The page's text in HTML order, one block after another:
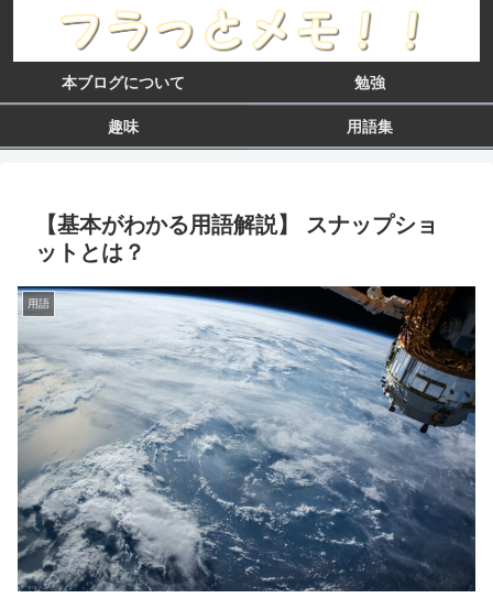
本ブログについて 勉強
趣味 用語集
【基本がわかる用語解説】 スナップショ
ットとは？
用語